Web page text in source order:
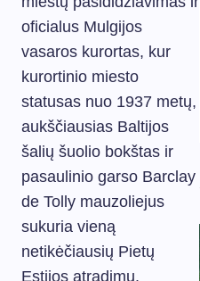
oficialus Mulgijos
vasaros kurortas, kur
kurortinio miesto
statusas nuo 1937 metų,
aukščiausias Baltijos
šalių šuolio bokštas ir
pasaulinio garso Barclay
de Tolly mauzoliejus
sukuria vieną
netikėčiausių Pietų
Estijos atradimų.